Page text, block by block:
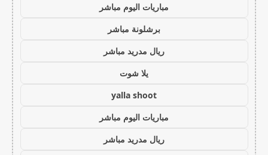
مباريات اليوم مباشر
برشلونة مباشر
ريال مدريد مباشر
يلا شوت
yalla shoot
مباريات اليوم مباشر
ريال مدريد مباشر